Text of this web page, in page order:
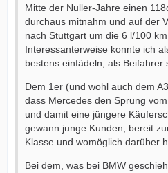
Mitte der Nuller-Jahre einen
durchaus mitnahm und auf der
nach Stuttgart um die 6 l/100
Interessanterweise konnte ich
bestens einfädeln, als Beifahrer
Dem 1er (und wohl auch dem
dass Mercedes den Sprung
und damit eine jüngere
gewann junge Kunden, bereit
Klasse und womöglich darüber
Bei dem, was bei BMW